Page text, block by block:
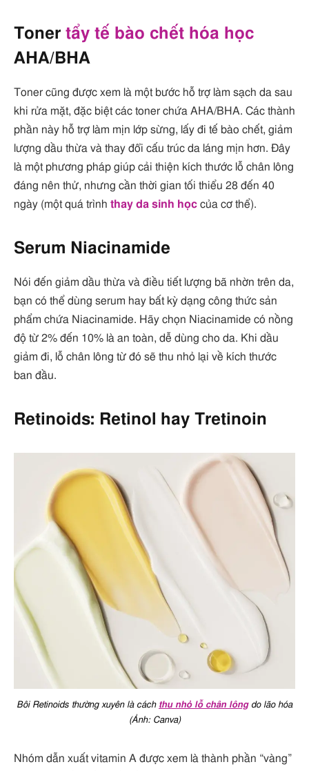
Toner tẩy tế bào chết hóa học
AHA/BHA
Toner cũng được xem là một bước hỗ trợ làm sạch da sau
khi rửa mặt, đặc biệt các toner chứa AHA/BHA. Các thành
phần này hỗ trợ làm mịn lớp sừng, lấy đi tế bào chết, giảm
lượng dầu thừa và thay đổi cấu trúc da láng mịn hơn. Đây
là một phương pháp giúp cải thiện kích thước lỗ chân lông
đáng nên thử, nhưng cần thời gian tối thiểu 28 đến 40
ngày (một quá trình thay da sinh học của cơ thể).
Serum Niacinamide
Nói đến giảm dầu thừa và điều tiết lượng bã nhờn trên da,
bạn có thể dùng serum hay bất kỳ dạng công thức sản
phẩm chứa Niacinamide. Hãy chọn Niacinamide có nồng
độ từ 2% đến 10% là an toàn, dễ dùng cho da. Khi dầu
giảm đi, lỗ chân lông từ đó sẽ thu nhỏ lại về kích thước
ban đầu.
Retinoids: Retinol hay Tretinoin
Bôi Retinoids thường xuyên là cách thu nhỏ lỗ chân lôngdo lão hóa
(Ảnh: Canva)
Nhóm dẫn xuất vitamin A được xem là thành phần “vàng”